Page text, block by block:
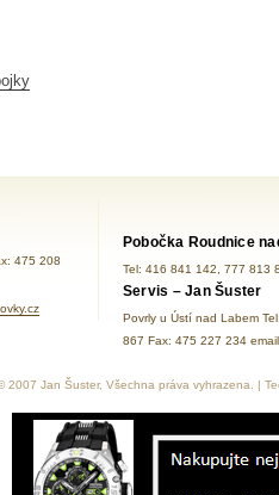
475 208
Pobočka Roudnice
Tel: 416 841 142, 777 813
Servis – Jan Šuster
Povrly u Ústí nad Labem
867 Fax: 475 227 234
2007 Jan Šuster, Všechna práva vyhrazena. |